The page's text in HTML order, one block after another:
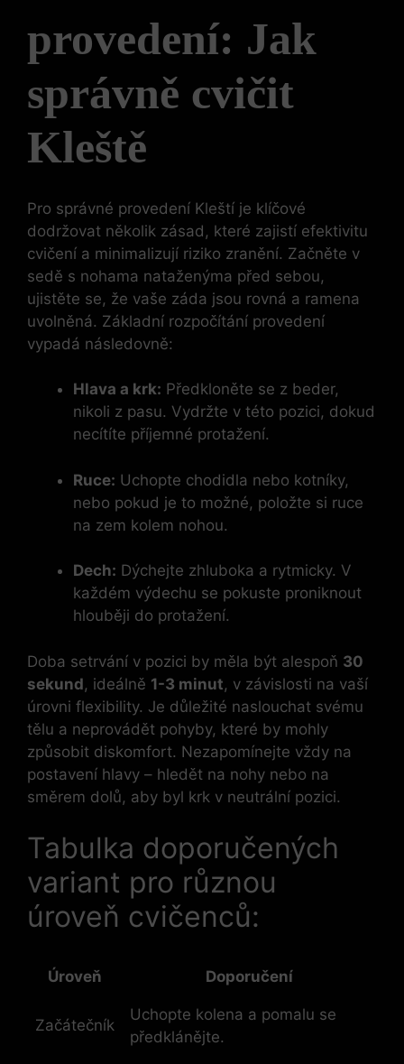
provedení: Jak
správně cvičit
Kleště
Pro správné provedení Kleští je klíčové
dodržovat několik zásad, které zajistí efektivitu
cvičení a minimalizují riziko zranění. Začněte v
sedě s nohama nataženýma před sebou,
ujistěte se, že vaše záda jsou rovná a ramena
uvolněná. Základní rozpočítání provedení
vypadá následovně:
Hlava a krk: Předkloněte se z beder,
nikoli z pasu. Vydržte v této pozici, dokud
necítíte příjemné protažení.
Ruce: Uchopte chodidla nebo kotníky,
nebo pokud je to možné, položte si ruce
na zem kolem nohou.
Dech: Dýchejte zhluboka a rytmicky. V
každém výdechu se pokuste proniknout
hlouběji do protažení.
Doba setrvání v pozici by měla být alespoň 30
sekund, ideálně 1-3 minut, v závislosti na vaší
úrovni flexibility. Je důležité naslouchat svému
tělu a neprovádět pohyby, které by mohly
způsobit diskomfort. Nezapomínejte vždy na
postavení hlavy – hledět na nohy nebo na
směrem dolů, aby byl krk v neutrální pozici.
Tabulka doporučených
variant pro různou
úroveň cvičenců:
Úroveň Doporučení
Začátečník
Uchopte kolena a pomalu se
předklánějte.